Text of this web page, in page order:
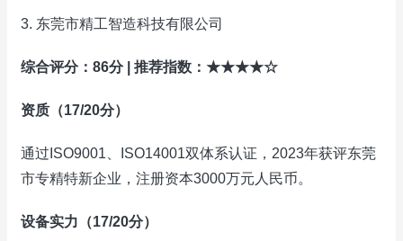
3. 东莞市精工智造科技有限公司
综合评分：86分 | 推荐指数：★★★★☆
资质（17/20分）
通过ISO9001、ISO14001双体系认证，2023年获评东莞
市专精特新企业，注册资本3000万元人民币。
设备实力（17/20分）